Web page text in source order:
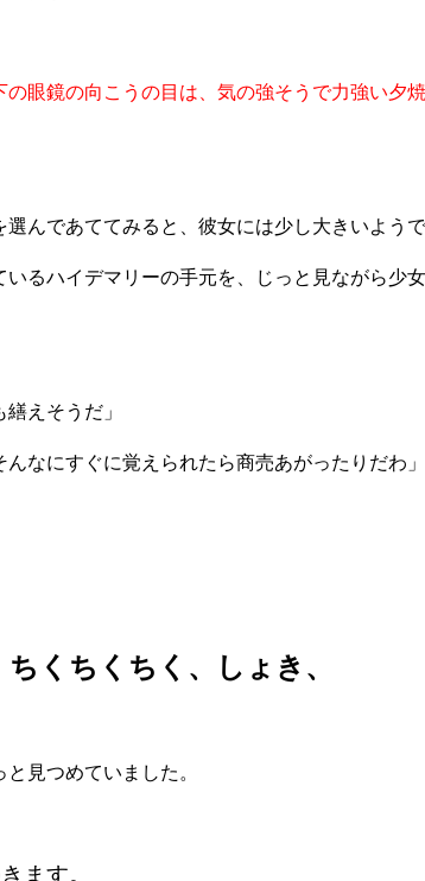
の眼鏡の向こうの目は、 気の強そうで力強い夕
んであててみると、彼女には少し大きいようで
るハイデマリーの手元を、じっと見ながら少
えそうだ」
なにすぐに覚えられたら商売あがったりだわ」
くちくちく、しょき、
見つめていました。
ます。